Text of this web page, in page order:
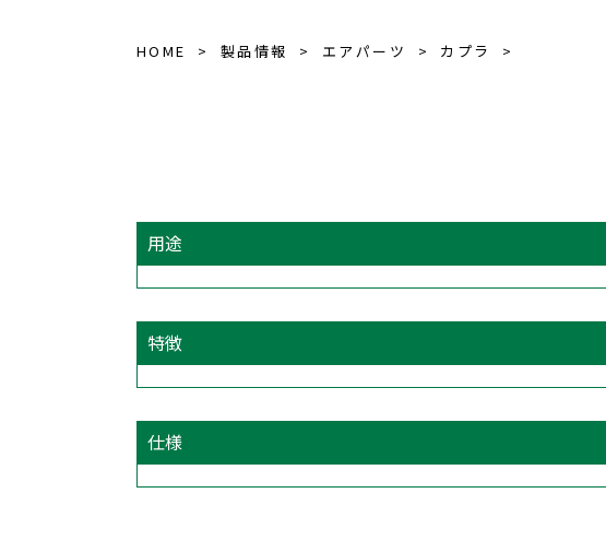
HOME 製品情報 エアパーツ カプラ
用途
特徴
仕様